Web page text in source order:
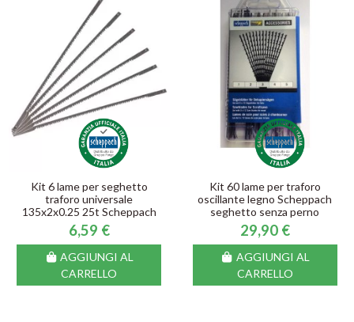
Kit 6 lame per seghetto
traforo universale
135x2x0.25 25t Scheppach
6,59 €
AGGIUNGI AL
CARRELLO
Kit 60 lame per traforo
oscillante legno Scheppach
seghetto senza perno
29,90 €
AGGIUNGI AL
CARRELLO